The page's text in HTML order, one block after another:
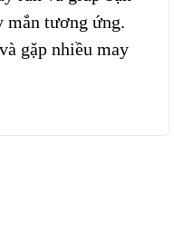
mắn tương ứng.
gặp nhiều may